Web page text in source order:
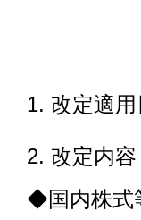
1. 改定適
2. 改定内容
◆国内株式